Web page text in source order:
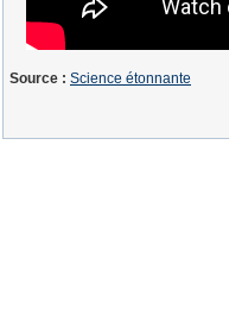
Source : Science étonnante